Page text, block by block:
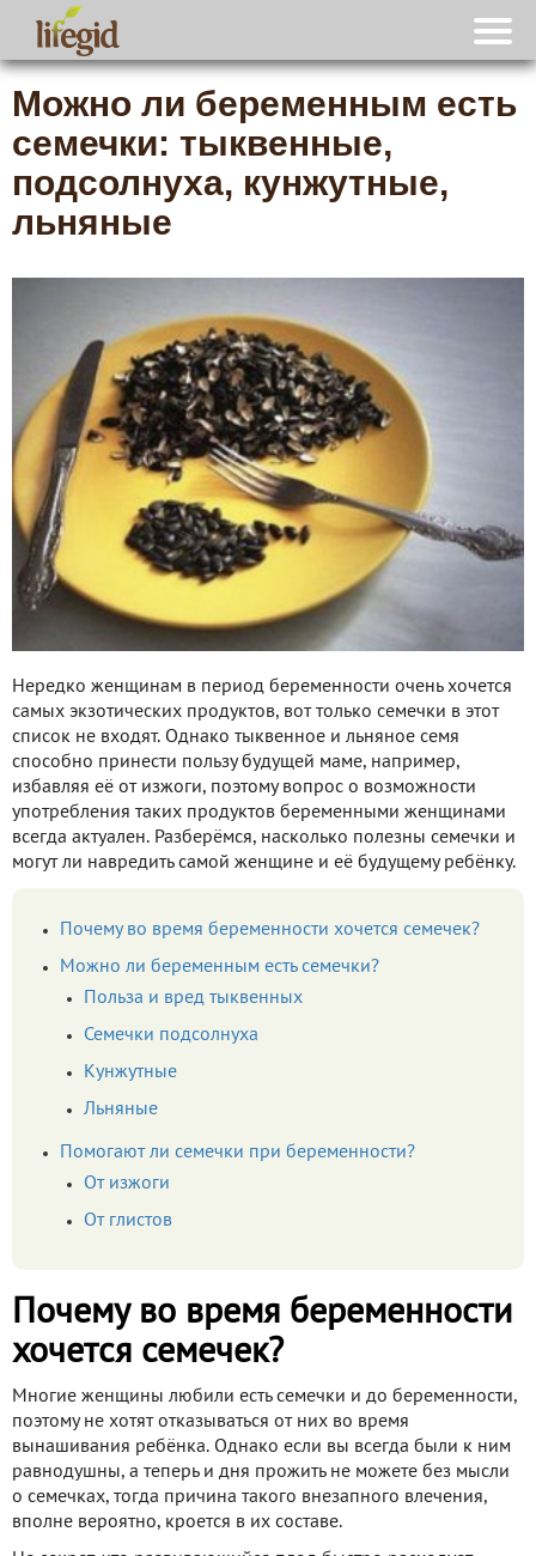
Можно ли беременным есть
семечки: тыквенные,
подсолнуха, кунжутные,
льняные
Нередко женщинам в период беременности очень хочется
самых экзотических продуктов, вот только семечки в этот
список не входят. Однако тыквенное и льняное семя
способно принести пользу будущей маме, например,
избавляя её от изжоги, поэтому вопрос о возможности
употребления таких продуктов беременными женщинами
всегда актуален. Разберёмся, насколько полезны семечки и
могут ли навредить самой женщине и её будущему ребёнку.
Почему во время беременности хочется семечек?
Можно ли беременным есть семечки?
Польза и вред тыквенных
Семечки подсолнуха
Кунжутные
Льняные
Помогают ли семечки при беременности?
От изжоги
От глистов
Почему во время беременности
хочется семечек?
Многие женщины любили есть семечки и до беременности,
поэтому не хотят отказываться от них во время
вынашивания ребёнка. Однако если вы всегда были к ним
равнодушны, а теперь и дня прожить не можете без мысли
о семечках, тогда причина такого внезапного влечения,
вполне вероятно, кроется в их составе.